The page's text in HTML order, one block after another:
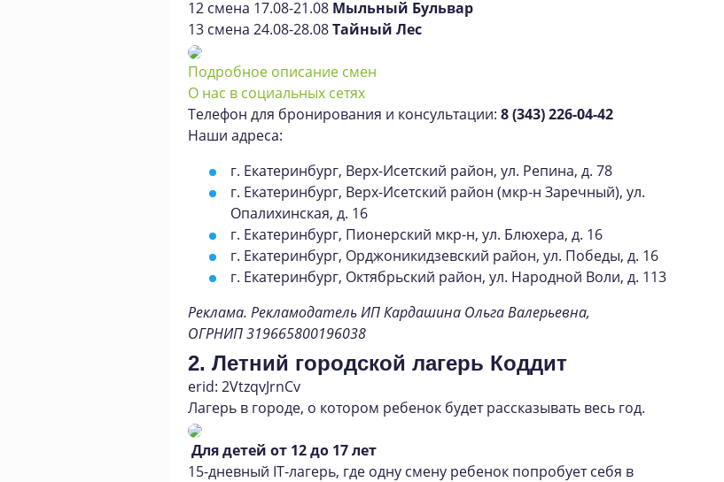
12 смена 17.08-21.08 Мыльный Бульвар
13 смена 24.08-28.08Тайный Лес
Подробное описание смен
О нас в социальных сетях
Телефон для бронирования и консультации: 8 (343) 226-04-42
Наши адреса:
г. Екатеринбург, Верх-Исетский район, ул. Репина, д. 78
г. Екатеринбург, Верх-Исетский район (мкр-н Заречный), ул.
Опалихинская, д. 16
г. Екатеринбург, Пионерский мкр-н, ул. Блюхера, д. 16
г. Екатеринбург, Орджоникидзевский район, ул. Победы, д. 16
г. Екатеринбург, Октябрьский район, ул. Народной Воли, д. 113
Реклама. Рекламодатель ИП Кардашина Ольга Валерьевна,
ОГРНИП 319665800196038
2. Летний городской лагерь Коддит
erid: 2VtzqvJrnCv
Лагерь в городе, о котором ребенок будет рассказывать весь год.
Для детей от 12 до 17 лет
15-дневный IT-лагерь, где одну смену ребенок попробует себя в